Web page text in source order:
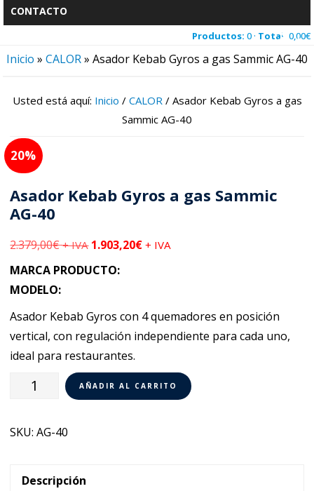
CONTACTO
Productos: 0 · Total: 0,00€
Inicio » CALOR» Asador Kebab Gyros a gas Sammic AG-40
Usted está aquí: Inicio / CALOR /Asador Kebab Gyros a gas
Sammic AG-40
20
Asador Kebab Gyros a gas Sammic
AG-40
2.379,00€ + IVA 1.903,20€ + IVA
MARCA PRODUCTO:
MODELO:
Asador Kebab Gyros con 4 quemadores en posición
vertical, con regulación independiente para cada uno,
ideal para restaurantes.
Asador
a
Sammic
AÑADIR AL CARRITO
SKU:AG-40
Descripción